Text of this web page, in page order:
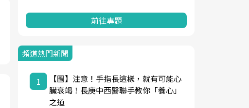
前往專題
頻道熱門新聞
1
【圖】注意！手指長這樣，就有可能心
臟衰竭！長庚中西醫聯手教你「養心」
之道